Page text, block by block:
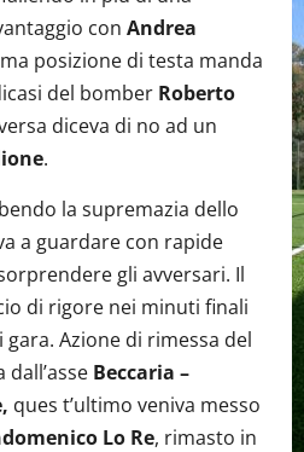
con Andrea
posizione di testa manda
del bomber Roberto
diceva di no ad un
.
la supremazia dello
a guardare con rapide
gli avversari. Il
di rigore nei minuti finali
Azione di rimessa del
Beccaria –
ques t’ultimo veniva messo
Lo Re, rimasto in